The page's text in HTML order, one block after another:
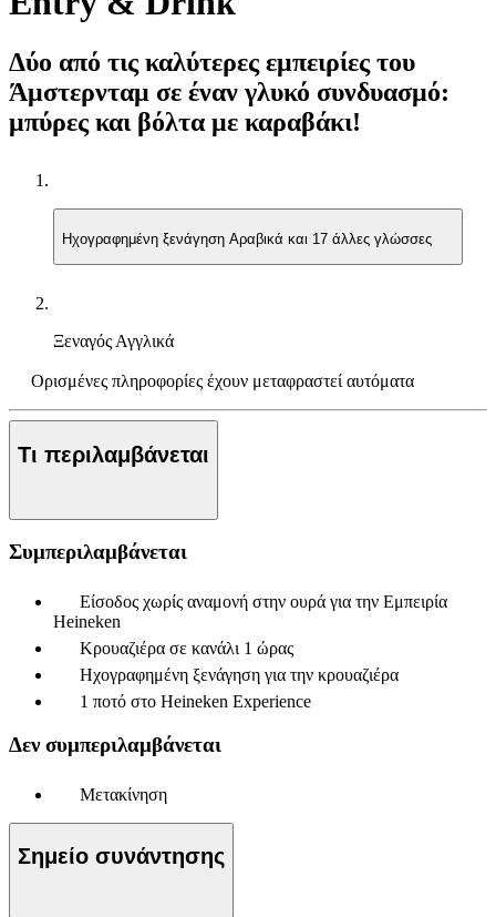
Δύο από τις καλύτερες εμπειρίες του
Άμστερνταμ σε έναν γλυκό συνδυασμό:
μπύρες και βόλτα με καραβάκι!
Ηχογραφημένη ξενάγηση Αραβικά και 17 άλλες γλώσσες
ΞεναγόςΑγγλικά
Ορισμένες πληροφορίες έχουν μεταφραστεί αυτόματα
Τι περιλαμβάνεται
Συμπεριλαμβάνεται
Είσοδος χωρίς αναμονή στην ουρά για την Εμπειρία
Heineken
Κρουαζιέρα σε κανάλι 1 ώρας
Ηχογραφημένη ξενάγηση για την κρουαζιέρα
1 ποτό στο Heineken Experience
Δεν συμπεριλαμβάνεται
Μετακίνηση
Σημείο συνάντησης